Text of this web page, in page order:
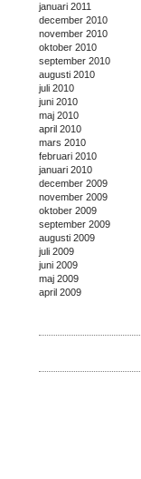
januari 2011
december 2010
november 2010
oktober 2010
september 2010
augusti 2010
juli 2010
juni 2010
maj 2010
april 2010
mars 2010
februari 2010
januari 2010
december 2009
november 2009
oktober 2009
september 2009
augusti 2009
juli 2009
juni 2009
maj 2009
april 2009